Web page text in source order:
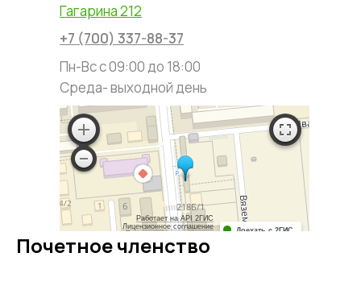
Гагарина 212
+7 (700) 337-88-37
Пн-Вс с 09:00 до 18:00
Среда- выходной день
Работает на API 2ГИС
Лицензионное соглашение
нужен ключ. Помощь: api@2gis.ru
Доехать с 2ГИС
Почетное членство